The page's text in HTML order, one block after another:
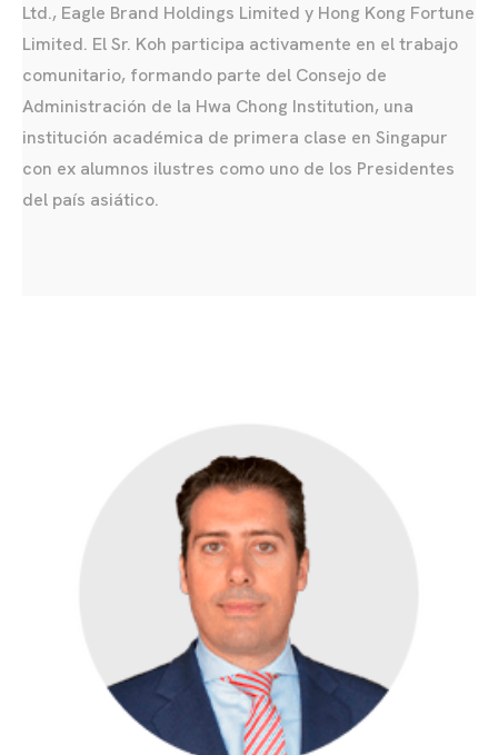
Ltd., Eagle Brand Holdings Limited y Hong Kong Fortune
Limited. El Sr. Koh participa activamente en el trabajo
comunitario, formando parte del Consejo de
Administración de la Hwa Chong Institution, una
institución académica de primera clase en Singapur
con ex alumnos ilustres como uno de los Presidentes
del país asiático.